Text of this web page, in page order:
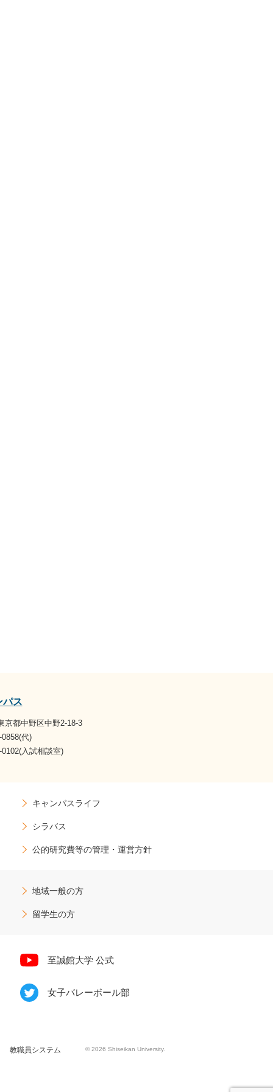
パス
京都中野区中野2-18-3
代)
入試相談室)
キャンパスライフ
シラバス
公的研究費等の管理・運営方針
地域一般の方
留学生の方
至誠館大学 公式
女子バレーボール部
教職員システム © 2026 Shiseikan University.